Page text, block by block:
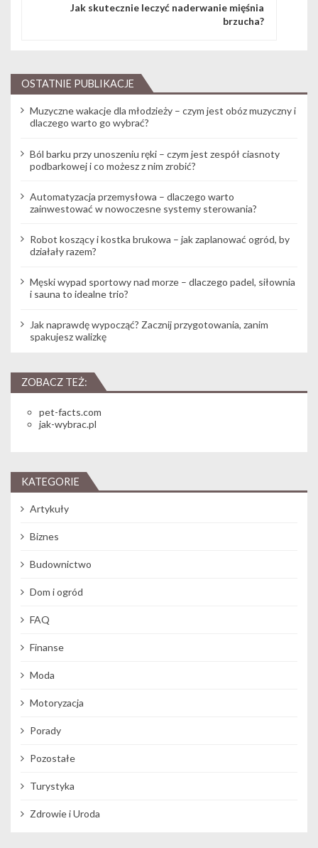
Jak skutecznie leczyć naderwanie mięśnia
brzucha?
OSTATNIE PUBLIKACJE
Muzyczne wakacje dla młodzieży – czym jest obóz muzyczny i
dlaczego warto go wybrać?
Ból barku przy unoszeniu ręki – czym jest zespół ciasnoty
podbarkowej i co możesz z nim zrobić?
Automatyzacja przemysłowa – dlaczego warto
zainwestować w nowoczesne systemy sterowania?
Robot koszący i kostka brukowa – jak zaplanować ogród, by
działały razem?
Męski wypad sportowy nad morze – dlaczego padel, siłownia
i sauna to idealne trio?
Jak naprawdę wypocząć? Zacznij przygotowania, zanim
spakujesz walizkę
ZOBACZ TEŻ:
pet-facts.com
jak-wybrac.pl
KATEGORIE
Artykuły
Biznes
Budownictwo
Dom i ogród
FAQ
Finanse
Moda
Motoryzacja
Porady
Pozostałe
Turystyka
Zdrowie i Uroda